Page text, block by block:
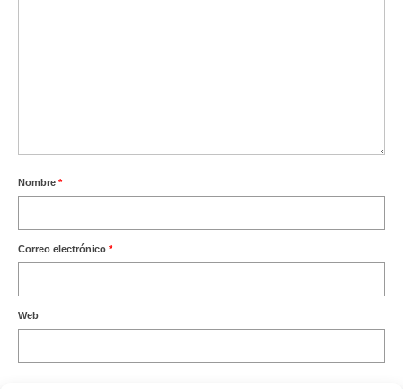
Nombre *
Correo electrónico *
Web